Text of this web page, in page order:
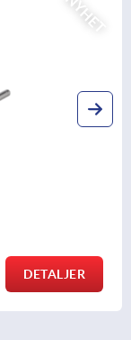
NYHET
DETALJER